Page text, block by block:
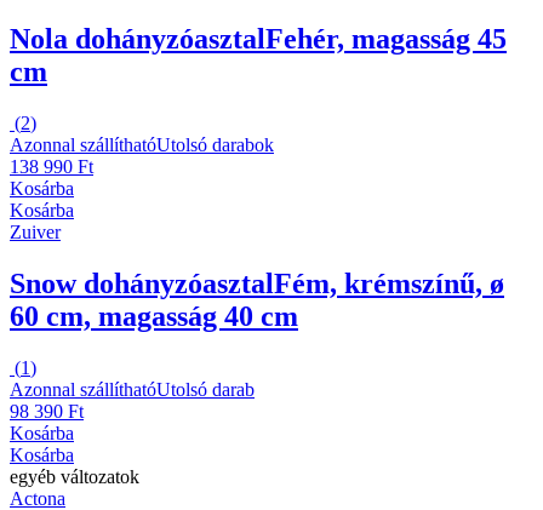
Nola dohányzóasztalFehér, magasság 45
cm
(2)
Azonnal szállíthatóUtolsó darabok
138 990 Ft
Kosárba
Kosárba
Zuiver
Snow dohányzóasztalFém, krémszínű, ø
60 cm, magasság 40 cm
(1)
Azonnal szállíthatóUtolsó darab
98 390 Ft
Kosárba
Kosárba
egyéb változatok
Actona